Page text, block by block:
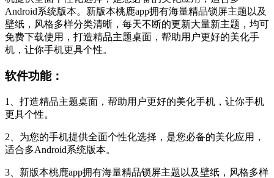
Android系统版本。新版本桃鹿app拥有海量精品锁屏主题以及
壁纸，风格多样分类清晰，每天不断的更新大量新主题，均可
免费下载使用，打造精品主题桌面，帮助用户更好的美化手
机，让你手机更具个性。
软件功能：
1、打造精品主题桌面，帮助用户更好的美化手机，让你手机
更具个性。
2、为您的手机提供全面个性化选择，是您必备的美化应用，
适合多Android系统版本。
3、新版本桃鹿app拥有海量精品锁屏主题以及壁纸，风格多样